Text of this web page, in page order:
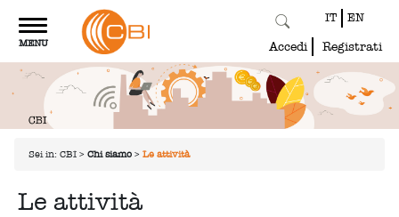
Toggle
navigation
MENU
IT EN
Accedi Registrati
Sei in: CBI > Chi siamo > Le attività
Le attività